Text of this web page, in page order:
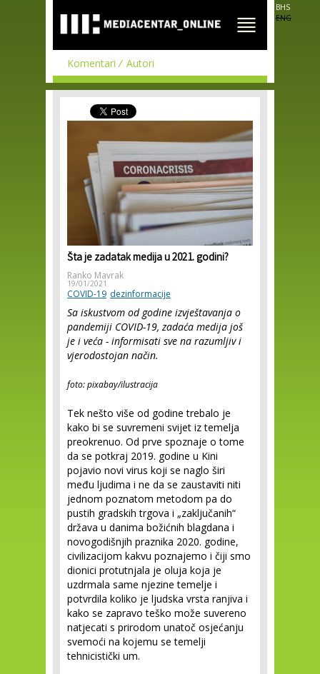
main
content
BHS
ENG
Komentari Autori
Šta je zadatak medija u 2021. godini?
Ranko Mavrak
19/01/2021
COVID-19 dezinformacije
Sa iskustvom od godine izvještavanja o
pandemiji COVID-19, zadaća medija još
je i veća - informisati sve na razumljiv i
vjerodostojan način.
foto: pixabay/ilustracija
Tek nešto više od godine trebalo je
kako bi se suvremeni svijet iz temelja
preokrenuo. Od prve spoznaje o tome
da se potkraj 2019. godine u Kini
pojavio novi virus koji se naglo širi
među ljudima i ne da se zaustaviti niti
jednom poznatom metodom pa do
pustih gradskih trgova i „zaključanih“
država u danima božićnih blagdana i
novogodišnjih praznika 2020. godine,
civilizacijom kakvu poznajemo i čiji smo
dionici protutnjala je oluja koja je
uzdrmala same njezine temelje i
potvrdila koliko je ljudska vrsta ranjiva i
kako se zapravo teško može suvereno
natjecati s prirodom unatoč osjećanju
svemoći na kojemu se temelji
tehnicistički um.